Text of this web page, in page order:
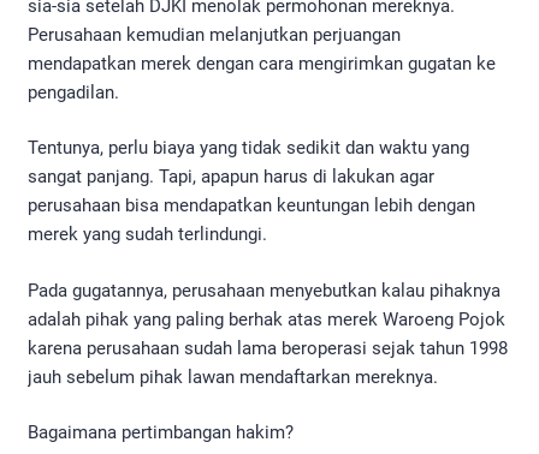
sia-sia setelah DJKI menolak permohonan mereknya.
Perusahaan kemudian melanjutkan perjuangan
mendapatkan merek dengan cara mengirimkan gugatan ke
pengadilan.
Tentunya, perlu biaya yang tidak sedikit dan waktu yang
sangat panjang. Tapi, apapun harus di lakukan agar
perusahaan bisa mendapatkan keuntungan lebih dengan
merek yang sudah terlindungi.
Pada gugatannya, perusahaan menyebutkan kalau pihaknya
adalah pihak yang paling berhak atas merek Waroeng Pojok
karena perusahaan sudah lama beroperasi sejak tahun 1998
jauh sebelum pihak lawan mendaftarkan mereknya.
Bagaimana pertimbangan hakim?